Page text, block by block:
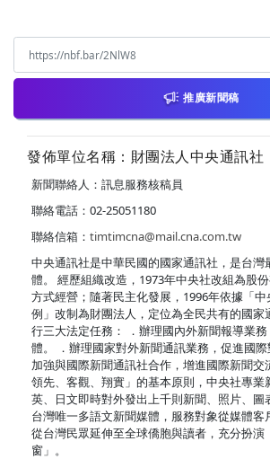
推廣新聞稿
發佈單位名稱：財團法人中央通訊社
新聞聯絡人：訊息服務核稿員
聯絡電話：02-25051180
聯絡信箱： timtimcna@mail.cna.com.tw
中央通訊社是中華民國的國家通訊社，是台灣
體。 經歷組織改造，1973年中央社改組為股
方式經營；隨著民主化發展，1996年依據「
例」改制為財團法人，定位為全民共有的國家
行三大法定任務： ．辦理國內外新聞報導業
體。 ．辦理國家對外新聞通訊業務，促進國際
加強與國際新聞通訊社合作，增進國際新聞交
領先、客觀、翔實」的基本原則，中央社專業
英、日文即時對外發出上千則新聞、照片、圖
台灣唯一多語文新聞媒體，服務對象從媒體客
從台灣民眾延伸至全球僑胞與讀者，充分扮演
窗」。